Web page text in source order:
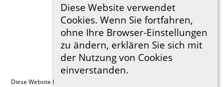
Diese Website verwendet
Cookies. Wenn Sie fortfahren,
ohne Ihre Browser-Einstellungen
zu ändern, erklären Sie sich mit
der Nutzung von Cookies
einverstanden.
Diese Website läuft mit